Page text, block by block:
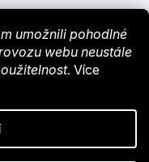
umožnili pohodlné
webu neustále
Více
. Design byVokr